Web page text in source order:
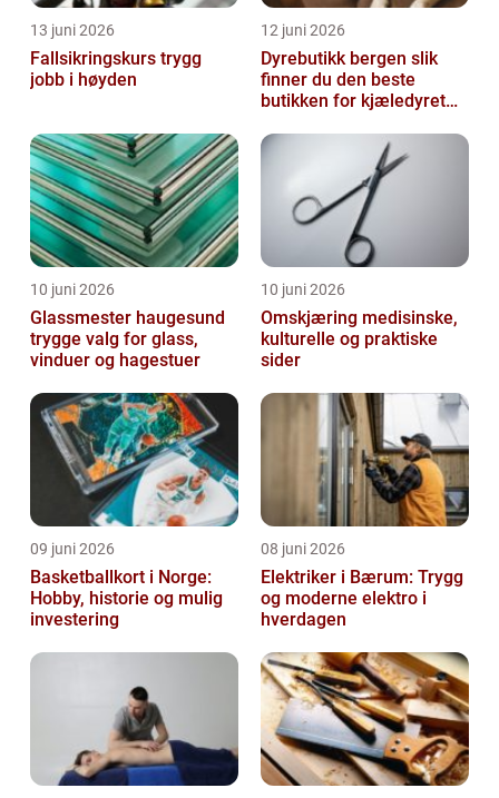
13 juni 2026
Fallsikringskurs trygg
jobb i høyden
12 juni 2026
Dyrebutikk bergen slik
finner du den beste
butikken for kjæledyret
10 juni 2026
Glassmester haugesund
trygge valg for glass,
vinduer og hagestuer
10 juni 2026
Omskjæring medisinske,
kulturelle og praktiske
sider
09 juni 2026
Basketballkort i Norge:
Hobby, historie og mulig
investering
08 juni 2026
Elektriker i Bærum: Trygg
og moderne elektro i
hverdagen